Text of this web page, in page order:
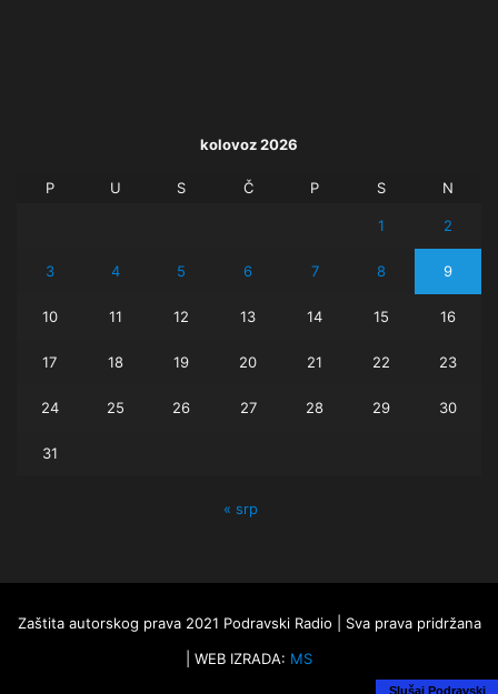
kolovoz 2026
P U S Č P S N
1 2
3 4 5 6 7 8 9
10 11 12 13 14 15 16
17 18 19 20 21 22 23
24 25 26 27 28 29 30
31
« srp
Zaštita autorskog prava 2021 Podravski Radio | Sva prava pridržana
| WEB IZRADA: MS
Slušaj Podravski